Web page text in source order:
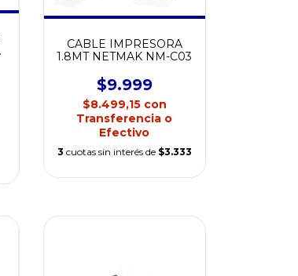
CABLE IMPRESORA
1.8MT NETMAK NM-C03
$9.999
$8.499,15 con
Transferencia o
Efectivo
3 cuotas sin interés de $3.333